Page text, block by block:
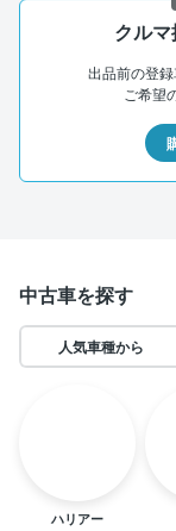
クルマ
出品前の登
ご希望
中古車を探す
人気車種から
ハリアー